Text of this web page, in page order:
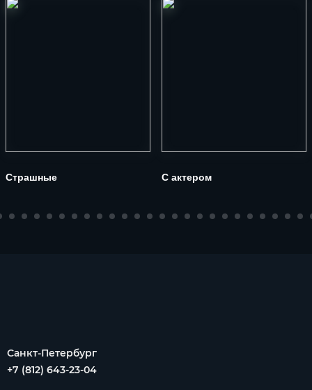
Страшные С актером
Санкт-Петербург
+7 (812) 643-23-04